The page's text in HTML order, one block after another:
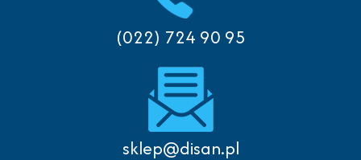
(022) 724 90 95
sklep@disan.pl